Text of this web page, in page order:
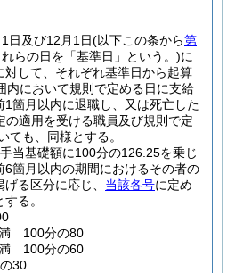
日及び12月1日(以下この条から第
らの日を「基準日」という。)に
対して、それぞれ基準日から起算
内において規則で定める日に支給
1箇月以内に退職し、又は死亡した
の適用を受ける職員及び規則で定
ても、同様とする。
当基礎額に100分の126.25を乗じ
6箇月以内の期間におけるその者の
げる区分に応じ、 当該各号に定め
る。
100分の80
100分の60
30